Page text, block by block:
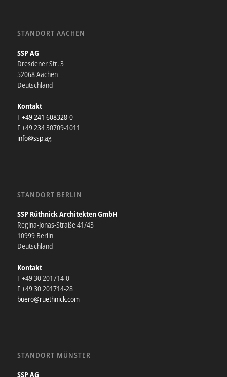
STANDORT AACHEN
SSP AG
Dresdener Str. 3
52068 Aachen
Deutschland
Kontakt
T +49 241 608328-0
F +49 234 30709-1011
info@ssp.ag
STANDORT BERLIN
SSP Rüthnick Architekten GmbH
Regina-Jonas-Straße 41/43
10999 Berlin
Deutschland
Kontakt
T +49 30 201714-0
F +49 30 201714-28
buero@ruethnick.com
STANDORT MÜNSTER
SSP AG